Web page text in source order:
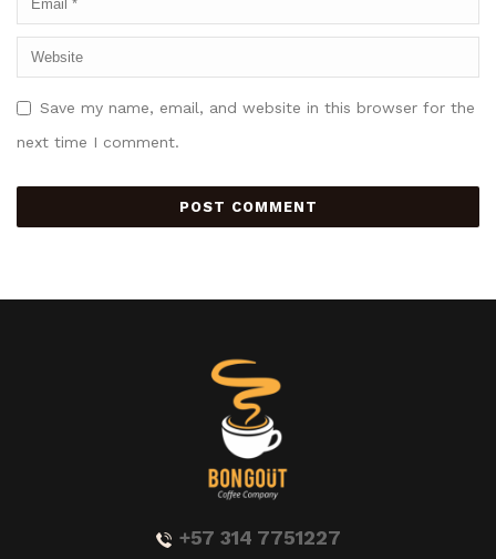
Save my name, email, and website in this browser for the
next time I comment.
+57 314 7751227